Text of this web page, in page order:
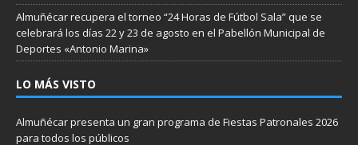
Almuñécar recupera el torneo “24 Horas de Fútbol Sala” que se
celebrará los días 22 y 23 de agosto en el Pabellón Municipal de
Deportes «Antonio Marina»
LO MÁS VISTO
Almuñécar presenta un gran programa de Fiestas Patronales 2026
para todos los públicos